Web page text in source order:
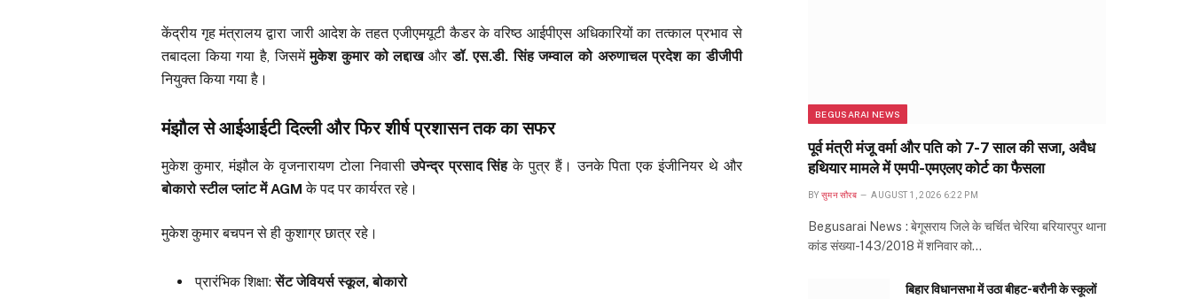
केंद्रीय गृह मंत्रालय द्वारा जारी आदेश के तहत एजीएमयूटी कैडर के वरिष्ठ आईपीएस अधिकारियों का तत्काल प्रभाव से
तबादला किया गया है, जिसमेंमुकेश कुमार को लद्दाखऔरडॉ. एस.डी. सिंह जम्वाल को अरुणाचल प्रदेश का डीजीपी
नियुक्त किया गया है।
मंझौल से आईआईटी दिल्ली और फिर शीर्ष प्रशासन तक का सफर
मुकेश कुमार, मंझौल के वृजनारायण टोला निवासीउपेन्द्र प्रसाद सिंहके पुत्र हैं। उनके पिता एक इंजीनियर थे और
बोकारो स्टील प्लांट में AGM के पद पर कार्यरत रहे।
मुकेश कुमार बचपन से ही कुशाग्र छात्र रहे।
प्रारंभिक शिक्षा:सेंट जेवियर्स स्कूल, बोकारो
BEGUSARAI NEWS
पूर्व मंत्री मंजू वर्मा और पति को 7-7 साल की सजा, अवैध
हथियार मामले में एमपी-एमएलए कोर्ट का फैसला
BY सुमन सौरब AUGUST 1, 2026 6:22 PM
Begusarai News : बेगूसराय जिले के चर्चित चेरिया बरियारपुर थाना
कांड संख्या-143/2018 में शनिवार को…
बिहार विधानसभा में उठा बीहट-बरौनी के स्कूलों